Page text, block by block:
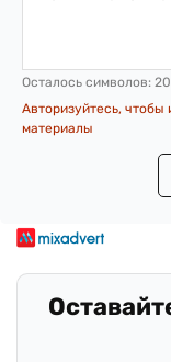
Осталось символов:
Авторизуйтесь, чтобы
материалы